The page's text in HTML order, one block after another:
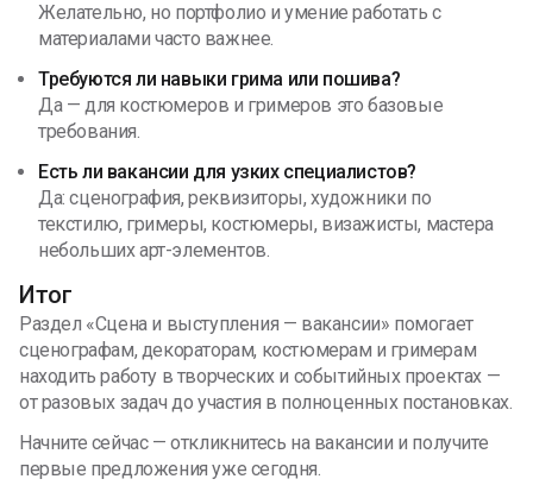
Желательно, но портфолио и умение работать с
материалами часто важнее.
Требуются ли навыки грима или пошива?
Да — для костюмеров и гримеров это базовые
требования.
Есть ли вакансии для узких специалистов?
Да: сценография, реквизиторы, художники по
текстилю, гримеры, костюмеры, визажисты, мастера
небольших арт-элементов.
Итог
Раздел «Сцена и выступления — вакансии» помогает
сценографам, декораторам, костюмерам и гримерам
находить работу в творческих и событийных проектах —
от разовых задач до участия в полноценных постановках.
Начните сейчас — откликнитесь на вакансии и получите
первые предложения уже сегодня.